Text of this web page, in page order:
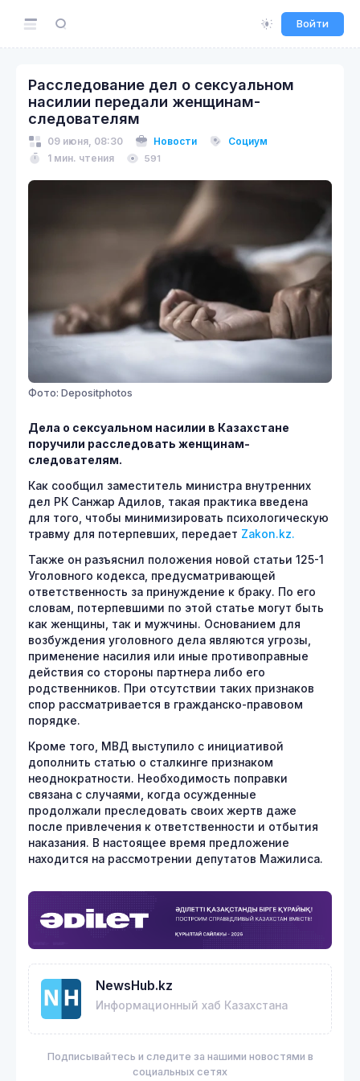
Войти
Расследование дел о сексуальном
насилии передали женщинам-
следователям
09 июня, 08:30 Новости
Социум
1 мин. чтения
591
Фото: Depositphotos
Дела о сексуальном насилии в Казахстане
поручили расследовать женщинам-
следователям.
Как сообщил заместитель министра внутренних
дел РК Санжар Адилов, такая практика введена
для того, чтобы минимизировать психологическую
травму для потерпевших, передает Zakon.kz.
Также он разъяснил положения новой статьи 125-1
Уголовного кодекса, предусматривающей
ответственность за принуждение к браку. По его
словам, потерпевшими по этой статье могут быть
как женщины, так и мужчины. Основанием для
возбуждения уголовного дела являются угрозы,
применение насилия или иные противоправные
действия со стороны партнера либо его
родственников. При отсутствии таких признаков
спор рассматривается в гражданско-правовом
порядке.
Кроме того, МВД выступило с инициативой
дополнить статью о сталкинге признаком
неоднократности. Необходимость поправки
связана с случаями, когда осужденные
продолжали преследовать своих жертв даже
после привлечения к ответственности и отбытия
наказания. В настоящее время предложение
находится на рассмотрении депутатов Мажилиса.
NewsHub.kz
Информационный хаб Казахстана
Подписывайтесь и следите за нашими новостями в
социальных сетях